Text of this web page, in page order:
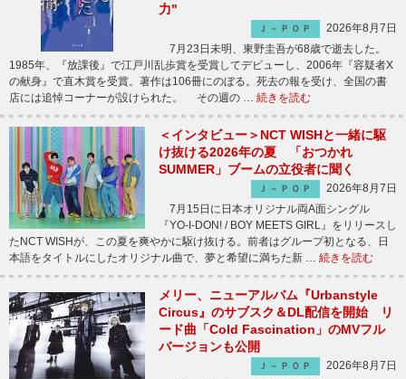
力"
Ｊ－ＰＯＰ
2026年8月7日
7月23日未明、東野圭吾が68歳で逝去した。
1985年、『放課後』で江戸川乱歩賞を受賞してデビューし、2006年『容疑者X
の献身』で直木賞を受賞。著作は106冊にのぼる。死去の報を受け、全国の書
店には追悼コーナーが設けられた。 その週の … 続きを読む
＜インタビュー＞NCT WISHと一緒に駆
け抜ける2026年の夏 「おつかれ
SUMMER」ブームの立役者に聞く
Ｊ－ＰＯＰ
2026年8月7日
7月15日に日本オリジナル両A面シングル
『YO-I-DON! / BOY MEETS GIRL』をリリースし
たNCT WISHが、この夏を爽やかに駆け抜ける。前者はグループ初となる、日
本語をタイトルにしたオリジナル曲で、夢と希望に満ちた新 … 続きを読む
メリー、ニューアルバム『Urbanstyle
Circus』のサブスク＆DL配信を開始 リ
ード曲「Cold Fascination」のMVフル
バージョンも公開
Ｊ－ＰＯＰ
2026年8月7日